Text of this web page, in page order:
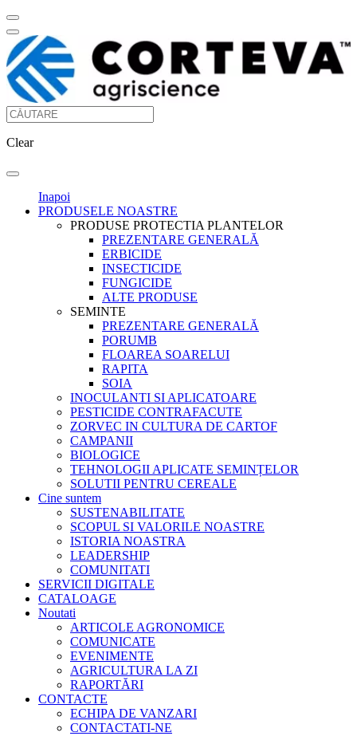
Clear
Inapoi
PRODUSELE NOASTRE
PRODUSE PROTECTIA PLANTELOR
PREZENTARE GENERALĂ
ERBICIDE
INSECTICIDE
FUNGICIDE
ALTE PRODUSE
SEMINTE
PREZENTARE GENERALĂ
PORUMB
FLOAREA SOARELUI
RAPITA
SOIA
INOCULANTI SI APLICATOARE
PESTICIDE CONTRAFACUTE
ZORVEC IN CULTURA DE CARTOF
CAMPANII
BIOLOGICE
TEHNOLOGII APLICATE SEMINȚELOR
SOLUTII PENTRU CEREALE
Cine suntem
SUSTENABILITATE
SCOPUL SI VALORILE NOASTRE
ISTORIA NOASTRA
LEADERSHIP
COMUNITATI
SERVICII DIGITALE
CATALOAGE
Noutati
ARTICOLE AGRONOMICE
COMUNICATE
EVENIMENTE
AGRICULTURA LA ZI
RAPORTĂRI
CONTACTE
ECHIPA DE VANZARI
CONTACTATI-NE